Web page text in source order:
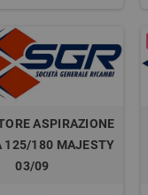
ASPIRAZIONE
125/180 MAJESTY
03/09